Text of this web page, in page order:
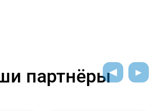
партнёры